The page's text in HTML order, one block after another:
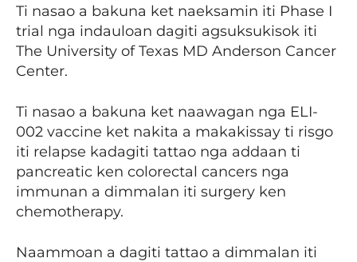
Ti nasao a bakuna ket naeksamin iti Phase I
trial nga indauloan dagiti agsuksukisok iti
The University of Texas MD Anderson Cancer
Center.
Ti nasao a bakuna ket naawagan nga ELI-
002 vaccine ket nakita a makakissay ti risgo
iti relapse kadagiti tattao nga addaan ti
pancreatic ken colorectal cancers nga
immunan a dimmalan iti surgery ken
chemotherapy.
Naammoan a dagiti tattao a dimmalan iti